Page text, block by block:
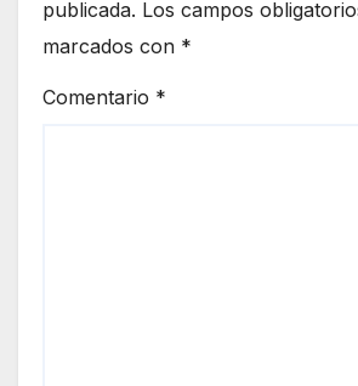
publicada. Los campos
marcados con *
Comentario *